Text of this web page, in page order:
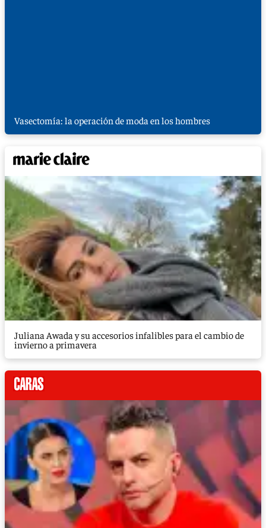
Vasectomía: la operación de moda en los hombres
Juliana Awada y su accesorios infalibles para el cambio de
invierno a primavera